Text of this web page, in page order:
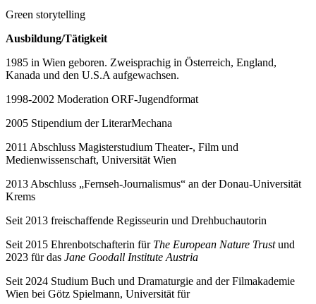
Green storytelling
Ausbildung/Tätigkeit
1985 in Wien geboren. Zweisprachig in Österreich, England,
Kanada und den U.S.A aufgewachsen.
1998-2002 Moderation ORF-Jugendformat
2005 Stipendium der LiterarMechana
2011 Abschluss Magisterstudium Theater-, Film und
Medienwissenschaft, Universität Wien
2013 Abschluss „Fernseh-Journalismus“ an der Donau-Universität
Krems
Seit 2013 freischaffende Regisseurin und Drehbuchautorin
Seit 2015 Ehrenbotschafterin für The European Nature Trustund
2023 für das Jane Goodall Institute Austria
Seit 2024 Studium Buch und Dramaturgie and der Filmakademie
Wien bei Götz Spielmann, Universität für